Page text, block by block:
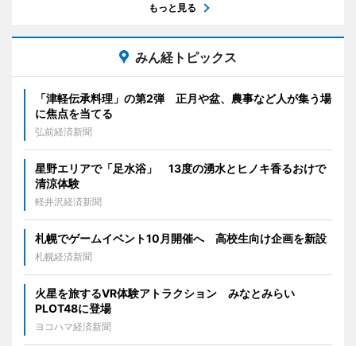
もっと見る
みん経トピックス
「津軽伝承料理」の第2弾 正月や盆、農事など人が集う場
に焦点を当てる
弘前経済新聞
星野エリアで「足水浴」 13度の湧水とヒノキ香るおけで
清涼体験
軽井沢経済新聞
札幌でゲームイベント10月開催へ 高校生向け企画を新設
札幌経済新聞
火星を旅するVR体験アトラクション みなとみらい
PLOT48に登場
ヨコハマ経済新聞